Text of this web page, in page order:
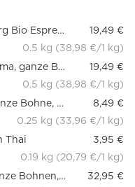
Dieser Artikel: Barista vom Berg Bio Espresso, ganze Bohne
19,49 €
0.5 kg (38,98 €/1 kg)
Barista vom Berg Bio Cafe Crema, ganze Bohne
19,49 €
0.5 kg (38,98 €/1 kg)
Mount Hagen Bio Espresso, ganze Bohne, 250g
8,49 €
0.25 kg (33,96 €/1 kg)
Thai
3,95 €
0.19 kg (20,79 €/1 kg)
GEPA Bio Espresso Ankole, ganze Bohnen, 1kg
32,95 €